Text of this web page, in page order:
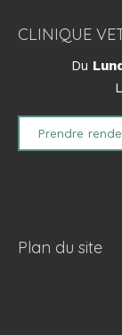
CLINIQUE
Du
Prendre
Plan du site